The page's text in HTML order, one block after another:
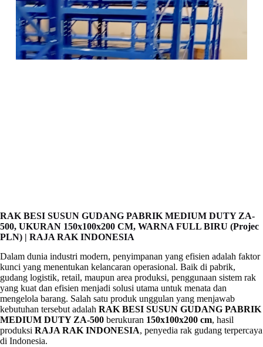
RAK BESI SUSUN GUDANG PABRIK MEDIUM DUTY ZA-
500, UKURAN 150x100x200 CM, WARNA FULL BIRU (Projec
PLN) | RAJA RAK INDONESIA
Dalam dunia industri modern, penyimpanan yang efisien adalah faktor
kunci yang menentukan kelancaran operasional. Baik di pabrik,
gudang logistik, retail, maupun area produksi, penggunaan sistem rak
yang kuat dan efisien menjadi solusi utama untuk menata dan
mengelola barang. Salah satu produk unggulan yang menjawab
kebutuhan tersebut adalah RAK BESI SUSUN GUDANG PABRIK
MEDIUM DUTY ZA-500 berukuran 150x100x200 cm, hasil
produksi RAJA RAK INDONESIA, penyedia rak gudang terpercaya
di Indonesia.